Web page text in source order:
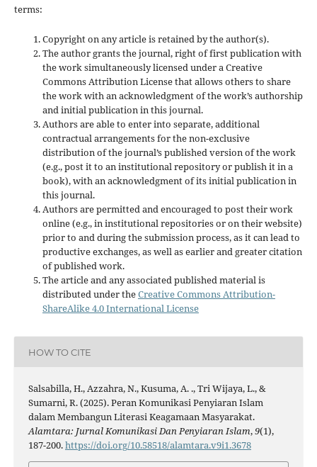
terms:
Copyright on any article is retained by the author(s).
The author grants the journal, right of first publication with
the work simultaneously licensed under a Creative
Commons Attribution License that allows others to share
the work with an acknowledgment of the work’s authorship
and initial publication in this journal.
Authors are able to enter into separate, additional
contractual arrangements for the non-exclusive
distribution of the journal’s published version of the work
(e.g., post it to an institutional repository or publish it in a
book), with an acknowledgment of its initial publication in
this journal.
Authors are permitted and encouraged to post their work
online (e.g., in institutional repositories or on their website)
prior to and during the submission process, as it can lead to
productive exchanges, as well as earlier and greater citation
of published work.
The article and any associated published material is
distributed under theCreative Commons Attribution-
ShareAlike 4.0 International License
HOW TO CITE
Salsabilla, H., Azzahra, N., Kusuma, A. ., Tri Wijaya, L., &
Sumarni, R. (2025). Peran Komunikasi Penyiaran Islam
dalam Membangun Literasi Keagamaan Masyarakat.
Alamtara: Jurnal Komunikasi Dan Penyiaran Islam,9(1),
187-200.https://doi.org/10.58518/alamtara.v9i1.3678